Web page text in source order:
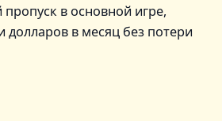
пропуск в основной игре,
долларов в месяц без потери